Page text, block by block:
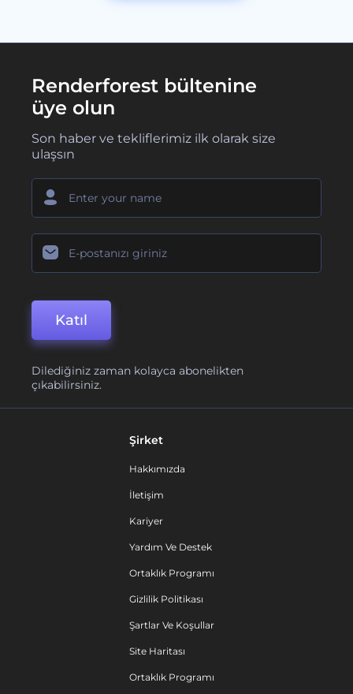
Renderforest bültenine
üye olun
Son haber ve tekliflerimiz ilk olarak size
ulaşsın
Katıl
Dilediğiniz zaman kolayca abonelikten
çıkabilirsiniz.
Şirket
Hakkımızda
İletişim
Kariyer
Yardım Ve Destek
Ortaklık Programı
Gizlilik Politikası
Şartlar Ve Koşullar
Site Haritası
Ortaklık Programı